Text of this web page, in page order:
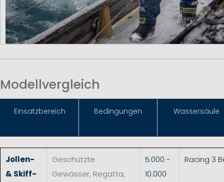
Modellvergleich
Einsatzbereich Bedingungen Wassersäule
Jollen-
& Skiff-
Geschützte
Gewässer, Regatta,
5.000 -
10.000
Racing 3